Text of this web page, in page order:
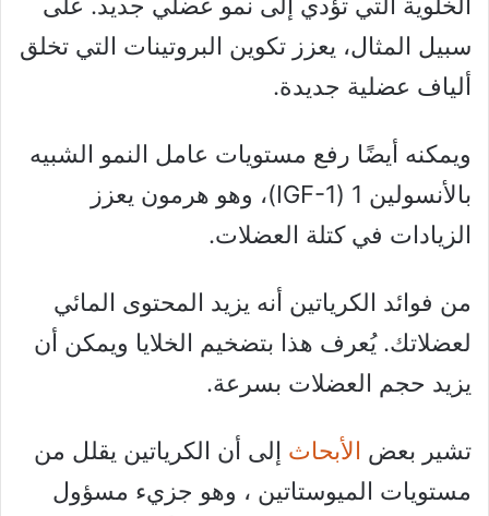
الخلوية التي تؤدي إلى نمو عضلي جديد. على
سبيل المثال، يعزز تكوين البروتينات التي تخلق
ألياف عضلية جديدة.
ويمكنه أيضًا رفع مستويات عامل النمو الشبيه
بالأنسولين 1 (IGF-1)، وهو هرمون يعزز
الزيادات في كتلة العضلات.
من فوائد الكرياتين أنه يزيد المحتوى المائي
لعضلاتك. يُعرف هذا بتضخيم الخلايا ويمكن أن
يزيد حجم العضلات بسرعة.
تشير بعض الأبحاث إلى أن الكرياتين يقلل من
مستويات الميوستاتين ، وهو جزيء مسؤول